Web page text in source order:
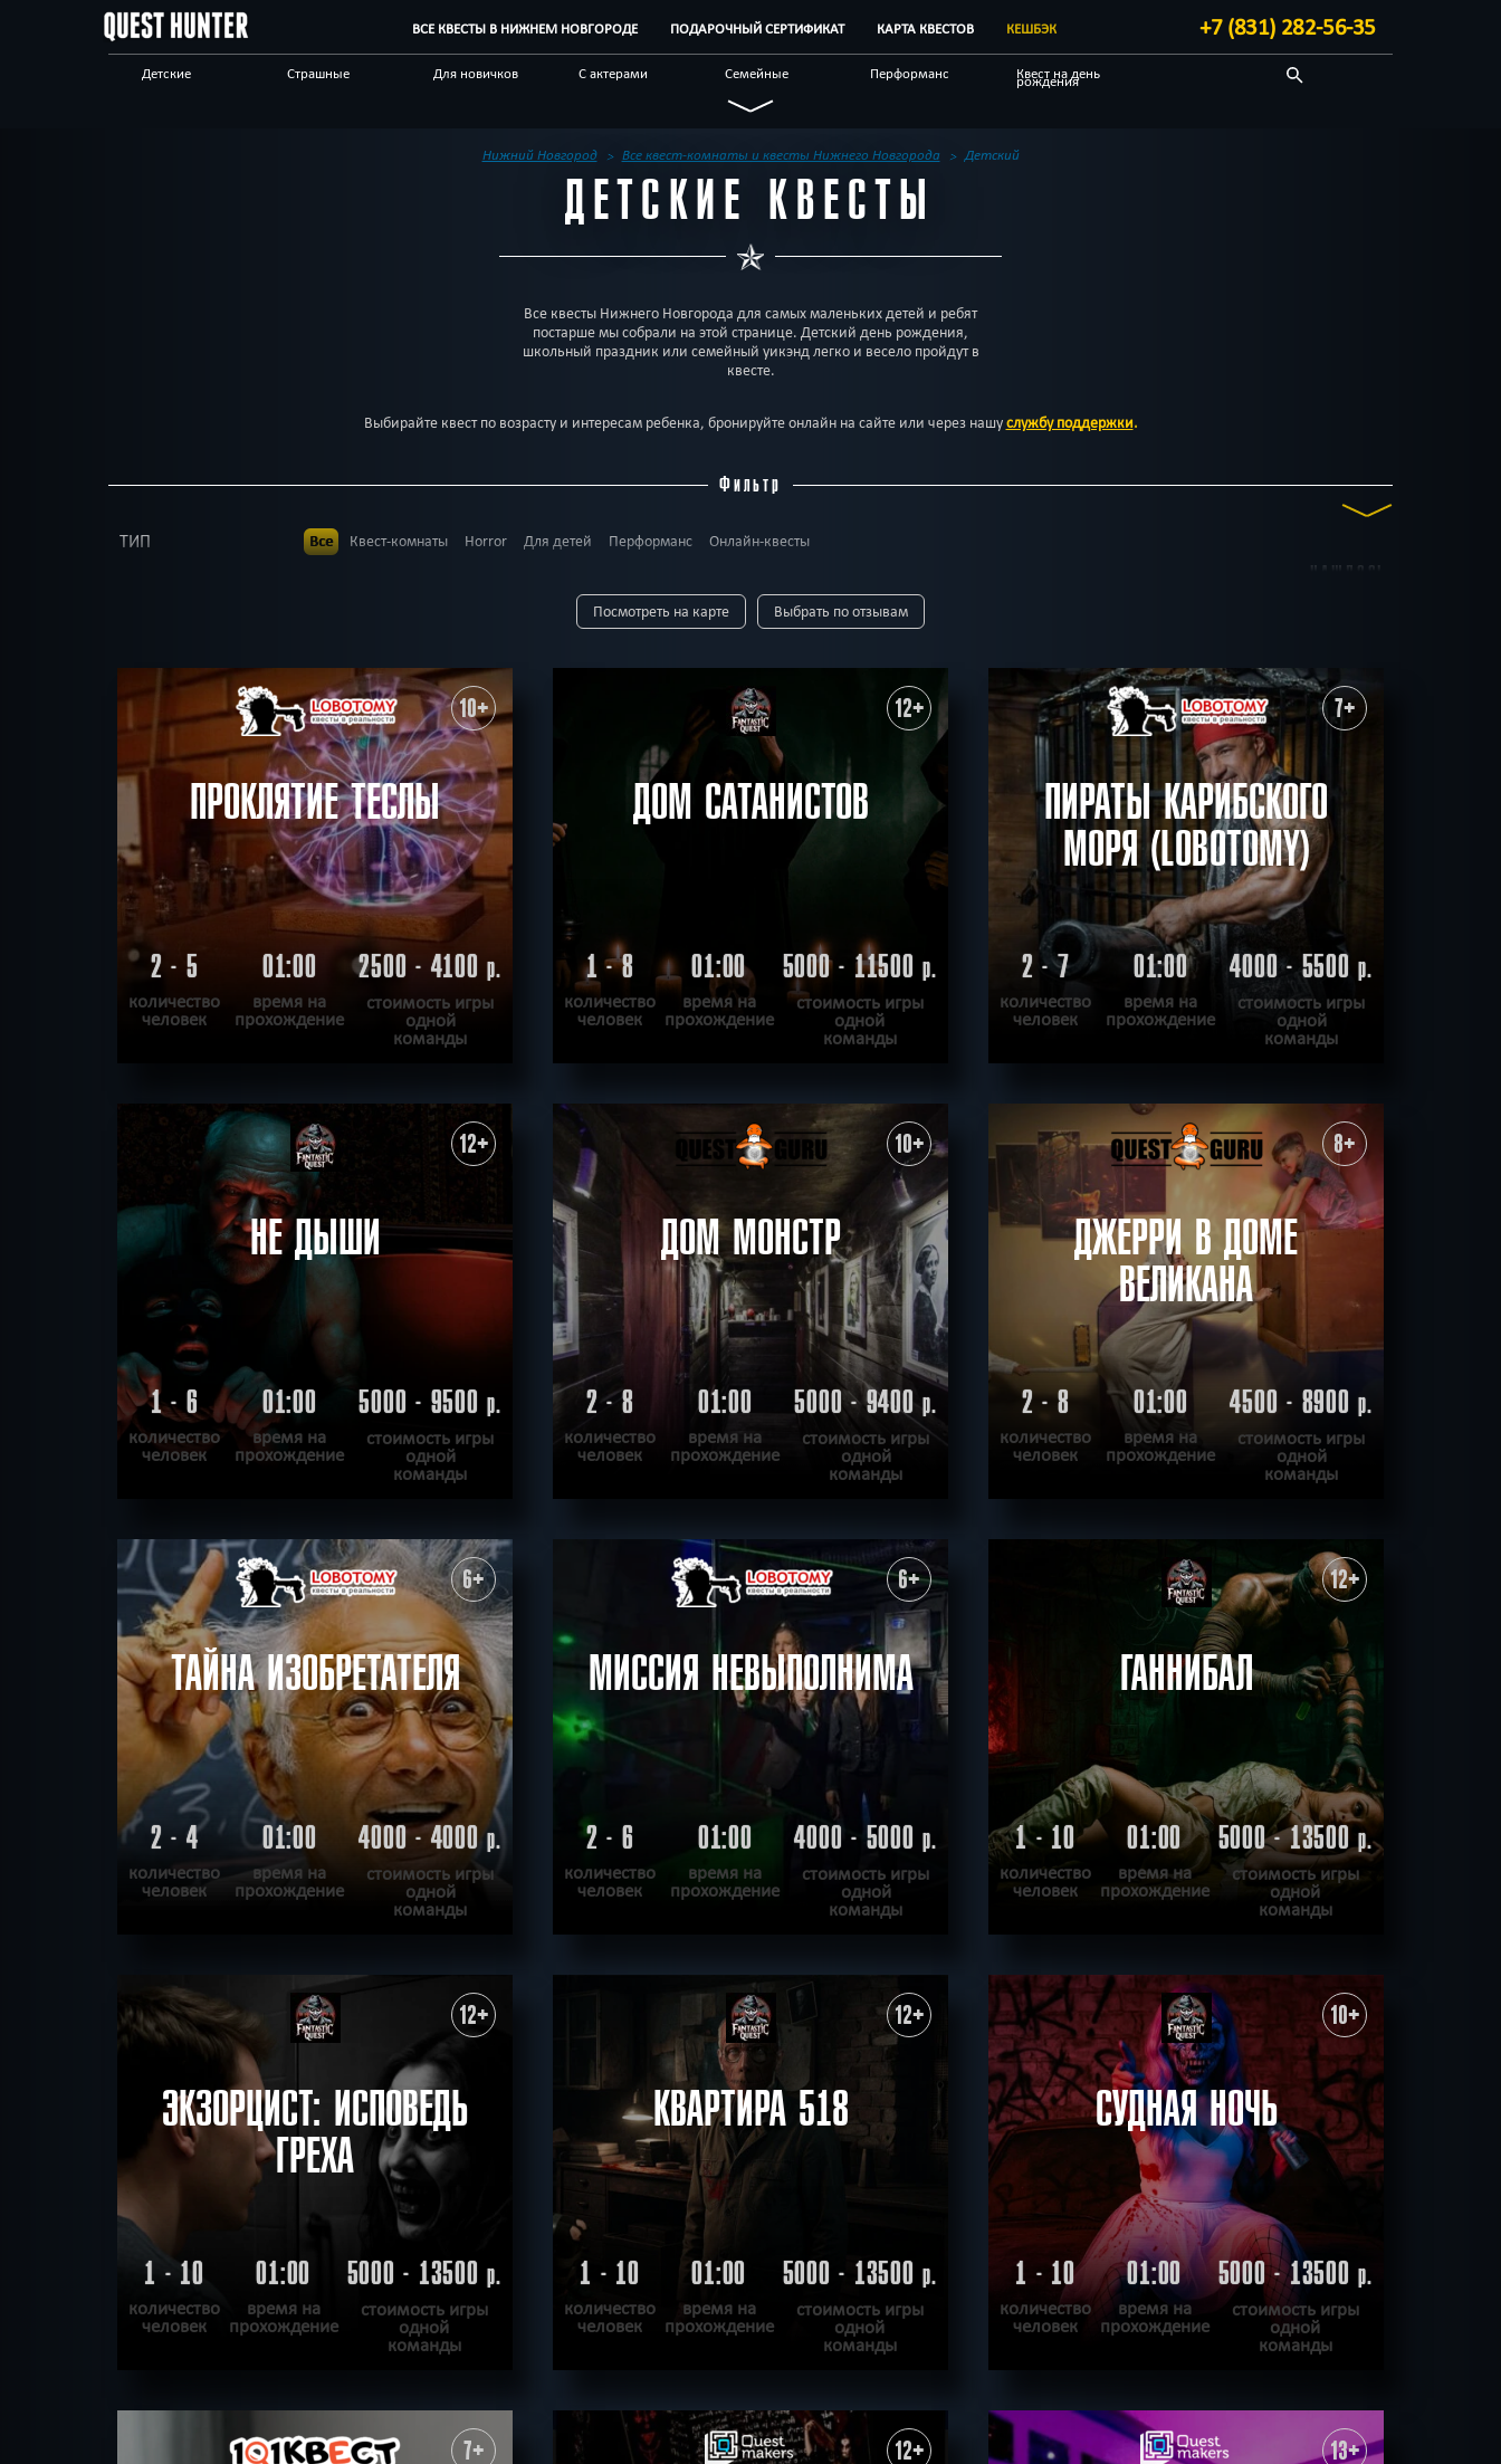
ВСЕ КВЕСТЫ В НИЖНЕМ НОВГОРОДЕ ПОДАРОЧНЫЙ СЕРТИФИКАТ КАРТА КВЕСТОВ КЕШБЭК +7 (831) 282-56-35
Детские Страшные Для новичков С актерами Семейные Перформанс Квест на день
рождения
Необычные
Индивидуальные Детективные Стимпанк Мистика
Бренды квестов Отзывы на квесты Блог
Нижний Новгород Все квест-комнаты и квесты Нижнего Новгорода Детский
ДЕТСКИЕ КВЕСТЫ
Все квесты Нижнего Новгорода для самых маленьких детей и ребят
постарше мы собрали на этой странице. Детский день рождения,
школьный праздник или семейный уикэнд легко и весело пройдут в
квесте.
Выбирайте квест по возрасту и интересам ребенка, бронируйте онлайн на сайте или через нашуслужбу поддержки.
Фильтр
НАШЛОСЬ
ТИП Все Квест-комнаты Horror Для детей Перформанс Онлайн-квесты
12+ 13+ 14+ 15+ 16+ 18+
ТЕМАТИКА Страшные Детские Необычные
Без актеров
Про путешествие
Ограбление Технологичные Спасти мир Спастись
Детективные
С аниматором
Мистика Взрослая версия Детская версия Для новичков Антуражные Позитивные
РАЙОН Все Канавинский Нижегородский
ПОИСК: СБРОСИТЬ ФИЛЬТР ВСЕ КВЕСТЫ
Посмотреть на карте Выбрать по отзывам
10+
ПРОКЛЯТИЕ ТЕСЛЫ
2 - 5
количество
человек
01:00
время на
прохождение
2500 - 4100р.
стоимость игры
одной
команды
ХОЧУ ПРОЙТИ | КВЕСТ ПРОЙДЕН
12+
ДОМ САТАНИСТОВ
1 - 8
количество
человек
01:00
время на
прохождение
5000 - 11500р.
стоимость игры
одной
команды
ХОЧУ ПРОЙТИ | КВЕСТ ПРОЙДЕН
7+
ПИРАТЫ КАРИБСКОГО
МОРЯ (LOBOTOMY)
2 - 7
количество
человек
01:00
время на
прохождение
4000 - 5500р.
стоимость игры
одной
команды
ХОЧУ ПРОЙТИ | КВЕСТ ПРОЙДЕН
12+
НЕ ДЫШИ
1 - 6
количество
человек
01:00
время на
прохождение
5000 - 9500р.
стоимость игры
одной
команды
ХОЧУ ПРОЙТИ | КВЕСТ ПРОЙДЕН
10+
ДОМ МОНСТР
2 - 8
количество
человек
01:00
время на
прохождение
5000 - 9400р.
стоимость игры
одной
команды
ХОЧУ ПРОЙТИ | КВЕСТ ПРОЙДЕН
8+
ДЖЕРРИ В ДОМЕ
ВЕЛИКАНА
2 - 8
количество
человек
01:00
время на
прохождение
4500 - 8900р.
стоимость игры
одной
команды
| КВЕСТ ПРОЙДЕН
6+
ТАЙНА ИЗОБРЕТАТЕЛЯ
2 - 4
количество
человек
01:00
время на
прохождение
4000 - 4000р.
стоимость игры
одной
команды
ХОЧУ ПРОЙТИ | КВЕСТ ПРОЙДЕН
6+
МИССИЯ НЕВЫПОЛНИМА
2 - 6
количество
человек
01:00
время на
прохождение
4000 - 5000р.
стоимость игры
одной
команды
| КВЕСТ ПРОЙДЕН
12+
ГАННИБАЛ
1 - 10
количество
человек
01:00
время на
прохождение
5000 - 13500р.
стоимость игры
одной
команды
ХОЧУ ПРОЙТИ | КВЕСТ ПРОЙДЕН
12+
ЭКЗОРЦИСТ: ИСПОВЕДЬ
ГРЕХА
1 - 10
количество
человек
01:00
время на
прохождение
5000 - 13500р.
стоимость игры
одной
команды
ХОЧУ ПРОЙТИ | КВЕСТ ПРОЙДЕН
12+
КВАРТИРА 518
1 - 10
количество
человек
01:00
время на
прохождение
5000 - 13500р.
стоимость игры
одной
команды
ХОЧУ ПРОЙТИ | КВЕСТ ПРОЙДЕН
10+
СУДНАЯ НОЧЬ
1 - 10
количество
человек
01:00
время на
прохождение
5000 - 13500р.
стоимость игры
одной
команды
ХОЧУ ПРОЙТИ | КВЕСТ ПРОЙДЕН
7+ 12+ 13+